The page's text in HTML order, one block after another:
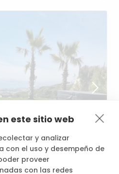
este sitio web
y analizar
con el uso y desempeño de
proveer
con las redes